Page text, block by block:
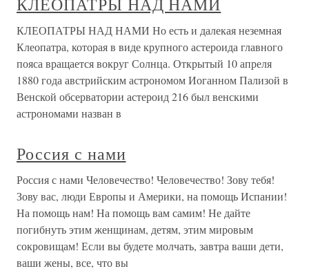
КЛЕОПАТРЫ НАД НАМИ Но есть и далекая неземная
Клеопатра, которая в виде крупного астероида главного
пояса вращается вокруг Солнца. Открытый 10 апреля
1880 года австрийским астрономом Иоганном Пализой в
Венской обсерватории астероид 216 был венскими
астрономами назван в
Россия с нами
Россия с нами Человечество! Человечество! Зову тебя!
Зову вас, люди Европы и Америки, на помощь Испании!
На помощь нам! На помощь вам самим! Не дайте
погибнуть этим женщинам, детям, этим мировым
сокровищам! Если вы будете молчать, завтра ваши дети,
ваши жены, все, что вы